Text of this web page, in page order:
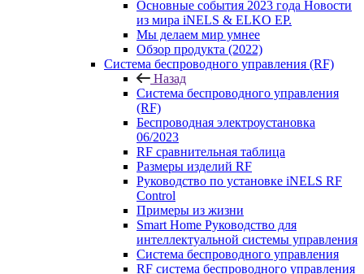
Основные события 2023 года Новости
из мира iNELS & ELKO EP.
Мы делаем мир умнее
Обзор продукта (2022)
Cистема беспроводного управления (RF)
Назад
Cистема беспроводного управления
(RF)
Беспроводная электроустановка
06/2023
RF сравнительная таблица
Размеры изделий RF
Руководство по установке iNELS RF
Control
Примеры из жизни
Smart Home Руководство для
интеллектуальной системы управления
Система беспроводного управления
RF система беспроводного управления